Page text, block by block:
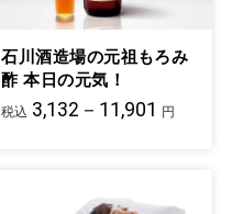
石川酒造場の元祖もろみ
酢 本日の元気！
税込 3,132－11,901 円